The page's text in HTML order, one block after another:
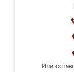
Или